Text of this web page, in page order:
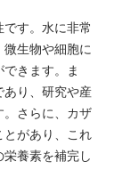
す。水に非常
生物や細胞に
きます。ま
あり、研究や産
。さらに、カザ
とがあり、これ
養素を補完し